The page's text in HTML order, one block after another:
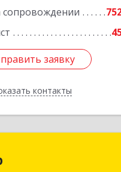
сопровождении
заявку
контакты
заявку
Назад